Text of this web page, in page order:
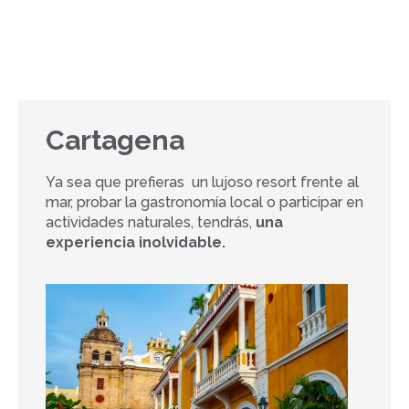
Cartagena
Ya sea que prefieras un lujoso resort frente al
mar, probar la gastronomía local o participar en
actividades naturales, tendrás, una
experiencia inolvidable.